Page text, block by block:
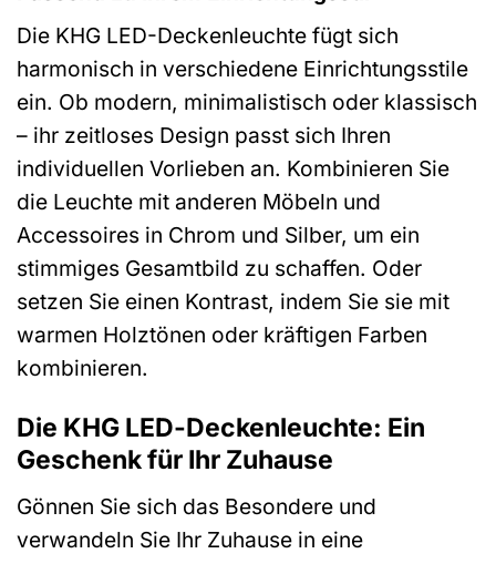
Die KHG LED-Deckenleuchte fügt sich
harmonisch in verschiedene Einrichtungsstile
ein. Ob modern, minimalistisch oder klassisch
– ihr zeitloses Design passt sich Ihren
individuellen Vorlieben an. Kombinieren Sie
die Leuchte mit anderen Möbeln und
Accessoires in Chrom und Silber, um ein
stimmiges Gesamtbild zu schaffen. Oder
setzen Sie einen Kontrast, indem Sie sie mit
warmen Holztönen oder kräftigen Farben
kombinieren.
Die KHG LED-Deckenleuchte: Ein
Geschenk für Ihr Zuhause
Gönnen Sie sich das Besondere und
verwandeln Sie Ihr Zuhause in eine